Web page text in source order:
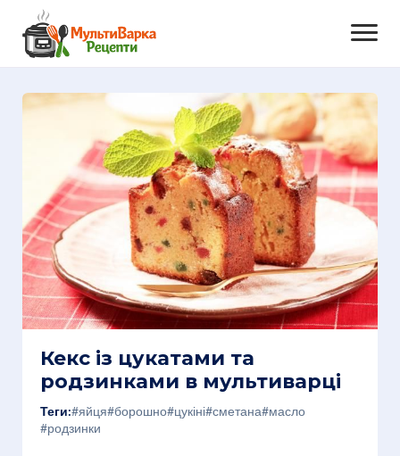
Кекс із цукатами та
родзинками в мультиварці
Теги:#яйця#борошно#цукіні#сметана#масло
#родзинки